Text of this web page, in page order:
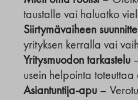
taustalle vai haluatko
Siirtymävaiheen
yrityksen kerralla vai
Yritysmuodon tarkastelu
usein helpointa toteuttaa
Asiantuntija-apu –